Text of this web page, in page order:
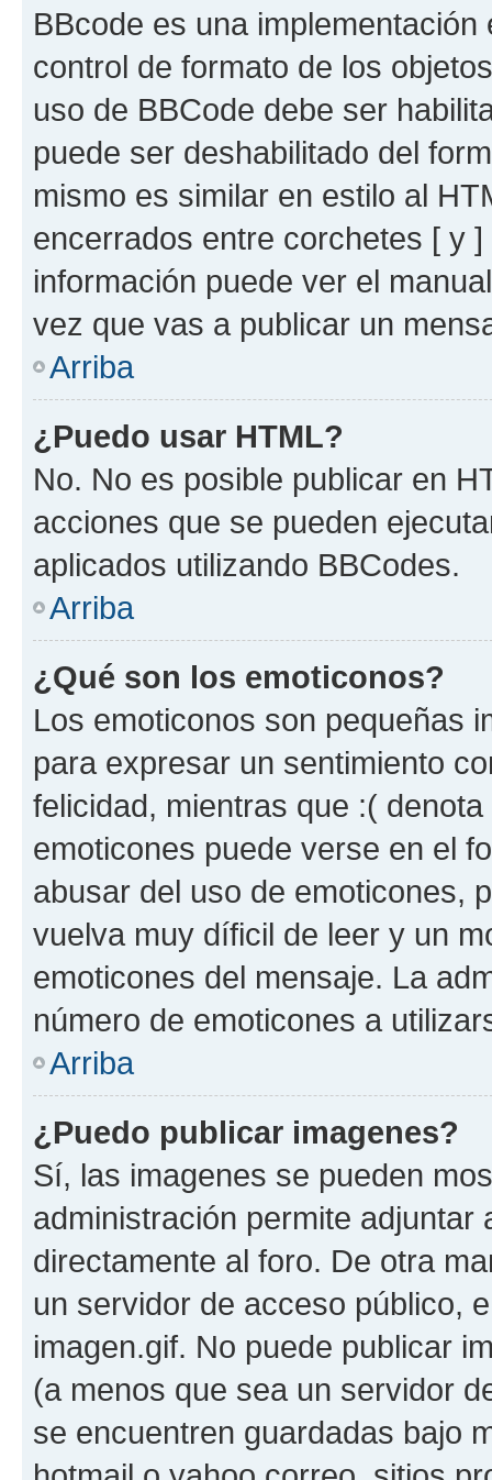
BBcode es una
control de formato de los
uso de BBCode debe ser
puede ser deshabilitado del
mismo es similar en estilo al
encerrados entre corchetes [ y
información puede ver el
vez que vas a publicar un
Arriba
¿Puedo usar HTML?
No. No es posible publicar en
acciones que se pueden
aplicados utilizando BBCodes.
Arriba
¿Qué son los emoticonos?
Los emoticonos son pequeñas
para expresar un sentimiento
felicidad, mientras que :(
emoticones puede verse en el
abusar del uso de emoticones,
vuelva muy díficil de leer y un
emoticones del mensaje. La
número de emoticones a
Arriba
¿Puedo publicar imagenes?
Sí, las imagenes se pueden
administración permite
directamente al foro. De otra
un servidor de acceso público,
imagen.gif. No puede publicar
(a menos que sea un servidor
se encuentren guardadas bajo